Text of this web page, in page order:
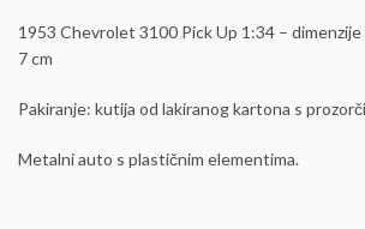
1953 Chevrolet 3100 Pick Up 1:34 – dimenzije
7 cm
Pakiranje: kutija od lakiranog kartona s
Metalni auto s plastičnim elementima.